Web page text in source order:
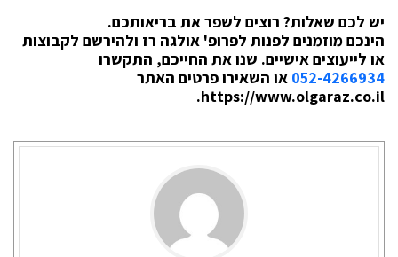
יש לכם שאלות? רוצים לשפר את בריאותכם.
הינכם מוזמנים לפנות לפרופ' אולגה רז ולהירשם לקבוצות
או לייעוצים אישיים. שנו את החייכם, התקשרו
052-4266934או השאירו פרטים האתר
https://www.olgaraz.co.il.